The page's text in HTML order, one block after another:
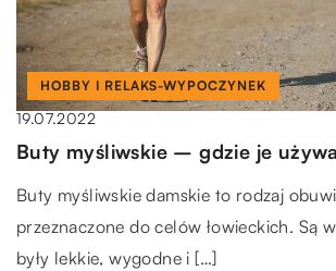
HOBBY I RELAKS-WYPOCZYNEK
19.07.2022
Buty myśliwskie – gdzie je
Buty myśliwskie damskie to rodzaj
przeznaczone do celów łowieckich. Są
były lekkie, wygodne i […]